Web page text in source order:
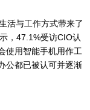
活与工作方式带来了
，47.1%受访CIO认
使用智能手机用作工
公都已被认可并逐渐